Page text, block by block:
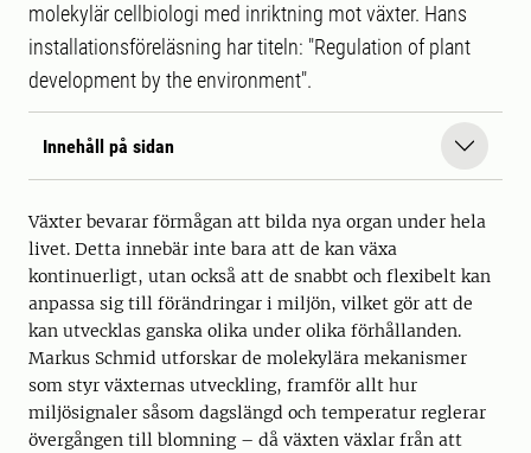
molekylär cellbiologi med inriktning mot växter. Hans
installationsföreläsning har titeln: "Regulation of plant
development by the environment".
Innehåll på sidan
Växter bevarar förmågan att bilda nya organ under hela
livet. Detta innebär inte bara att de kan växa
kontinuerligt, utan också att de snabbt och flexibelt kan
anpassa sig till förändringar i miljön, vilket gör att de
kan utvecklas ganska olika under olika förhållanden.
Markus Schmid utforskar de molekylära mekanismer
som styr växternas utveckling, framför allt hur
miljösignaler såsom dagslängd och temperatur reglerar
övergången till blomning – då växten växlar från att